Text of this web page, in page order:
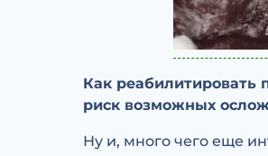
Как реабилитировать
риск возможных
Ну и, много чего еще